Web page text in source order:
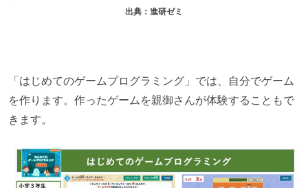
出典：進研ゼミ
「はじめてのゲームプログラミング」では、自分でゲーム
を作ります。作ったゲームを親御さんが体験することもで
きます。